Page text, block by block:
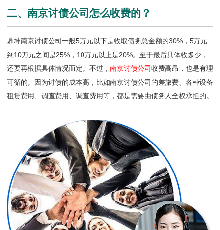
二、南京讨债公司怎么收费的？
鼎坤南京讨债公司一般5万元以下是收取债务总金额的30%，5万元
到10万元之间是25%，10万元以上是20%。至于最后具体收多少，
还要再根据具体情况而定。不过， 南京讨债公司收费高昂，也是有理
可循的。因为讨债的成本高，比如南京讨债公司的差旅费、各种设备
租赁费用、调查费用、调查费用等，都是需要由债务人全权承担的。